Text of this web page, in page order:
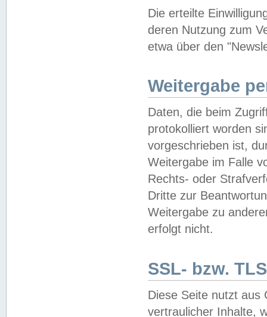
Die erteilte
deren Nutzung zum
etwa über den
Weitergabe
Daten, die beim
protokolliert worden
vorgeschrieben ist,
Weitergabe im Falle
Rechts- oder
Dritte zur
Weitergabe zu
erfolgt nicht.
SSL- bzw.
Diese Seite nutzt aus
vertraulicher Inhalte,